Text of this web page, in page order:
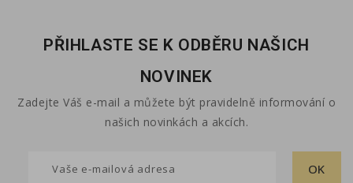
PŘIHLASTE SE K ODBĚRU NAŠICH
NOVINEK
Zadejte Váš e-mail a můžete být pravidelně informování o
našich novinkách a akcích.